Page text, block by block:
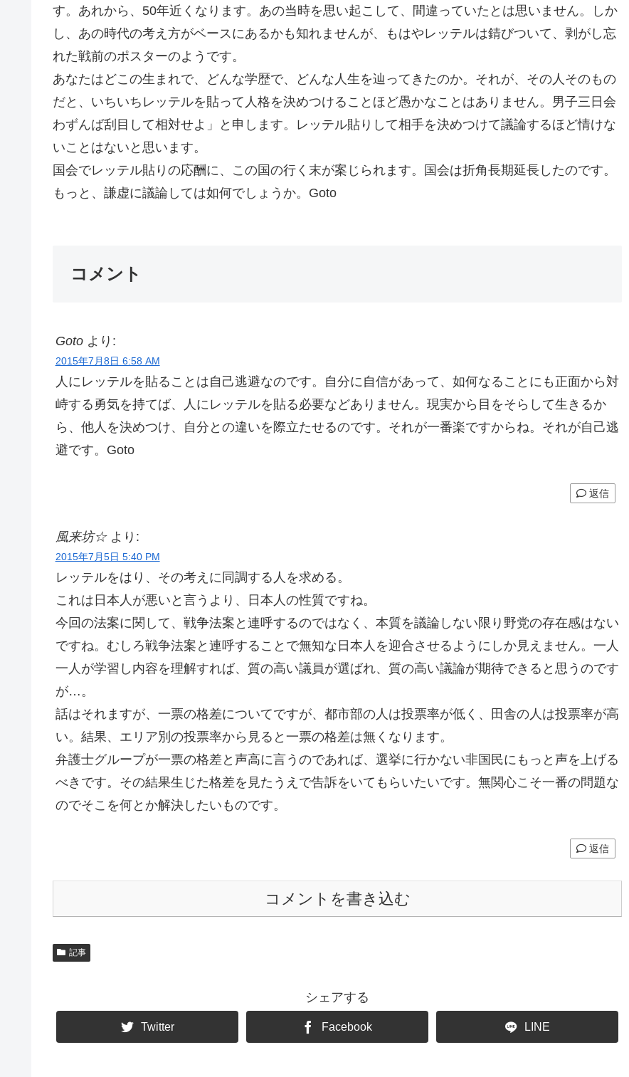
す。あれから、50年近くなります。あの当時を思い起こして、間違っていたとは思いません。しか
し、あの時代の考え方がベースにあるかも知れませんが、もはやレッテルは錆びついて、剥がし忘
れた戦前のポスターのようです。
あなたはどこの生まれで、どんな学歴で、どんな人生を辿ってきたのか。それが、その人そのもの
だと、いちいちレッテルを貼って人格を決めつけることほど愚かなことはありません。男子三日会
わずんば刮目して相対せよ」と申します。レッテル貼りして相手を決めつけて議論するほど情けな
いことはないと思います。
国会でレッテル貼りの応酬に、この国の行く末が案じられます。国会は折角長期延長したのです。
もっと、謙虚に議論しては如何でしょうか。Goto
コメント
Goto より:
2015年7月8日 6:58 AM
人にレッテルを貼ることは自己逃避なのです。自分に自信があって、如何なることにも正面から対
峙する勇気を持てば、人にレッテルを貼る必要などありません。現実から目をそらして生きるか
ら、他人を決めつけ、自分との違いを際立たせるのです。それが一番楽ですからね。それが自己逃
避です。Goto
返信
風来坊☆ より:
2015年7月5日 5:40 PM
レッテルをはり、その考えに同調する人を求める。
これは日本人が悪いと言うより、日本人の性質ですね。
今回の法案に関して、戦争法案と連呼するのではなく、本質を議論しない限り野党の存在感はない
ですね。むしろ戦争法案と連呼することで無知な日本人を迎合させるようにしか見えません。一人
一人が学習し内容を理解すれば、質の高い議員が選ばれ、質の高い議論が期待できると思うのです
が…。
話はそれますが、一票の格差についてですが、都市部の人は投票率が低く、田舎の人は投票率が高
い。結果、エリア別の投票率から見ると一票の格差は無くなります。
弁護士グループが一票の格差と声高に言うのであれば、選挙に行かない非国民にもっと声を上げる
べきです。その結果生じた格差を見たうえで告訴をいてもらいたいです。無関心こそ一番の問題な
のでそこを何とか解決したいものです。
返信
コメントを書き込む
記事
シェアする
Twitter Facebook LINE